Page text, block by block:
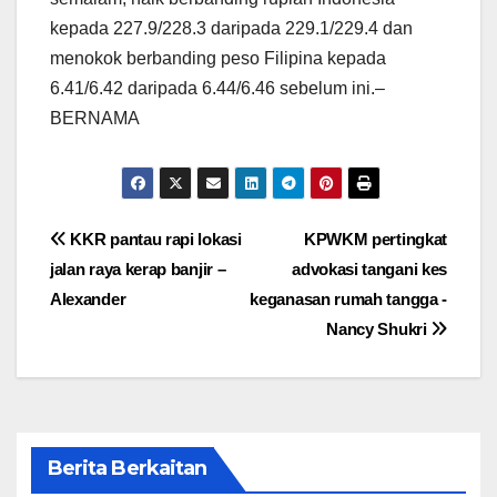
kepada 227.9/228.3 daripada 229.1/229.4 dan
menokok berbanding peso Filipina kepada
6.41/6.42 daripada 6.44/6.46 sebelum ini.–
BERNAMA
Post
navigation
KPWKM pertingkat
advokasi tangani kes
keganasan rumah tangga -
Nancy Shukri
KKR pantau rapi lokasi
jalan raya kerap banjir –
Alexander
Berita Berkaitan